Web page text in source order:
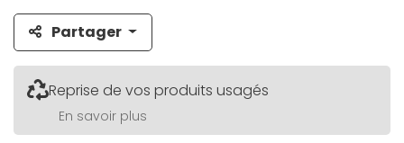
Partager
Reprise de vos produits usagés
En savoir plus